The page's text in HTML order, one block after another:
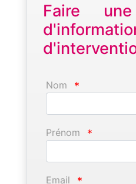
Faire
Nom *
Prénom *
Email *